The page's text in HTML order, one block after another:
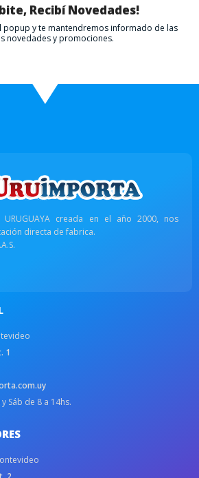
Recibí Novedades!
popup y te mantendremos informado de las
novedades y promociones.
URUGUAYA creada en el año 2000, nos
directa de fabrica.
1
Sáb de 8 a 14hs.